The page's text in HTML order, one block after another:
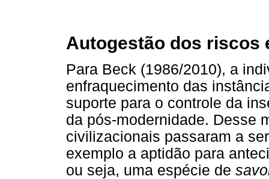
Autogestão dos riscos
Para Beck (1986/2010), a
enfraquecimento das
suporte para o controle da
da pós-modernidade. Desse
civilizacionais passaram a
exemplo a aptidão para
ou seja, uma espécie de